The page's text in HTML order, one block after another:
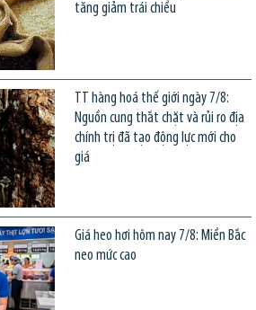
tăng giảm trái chiều
TT hàng hoá thế giới ngày 7/8:
Nguồn cung thắt chặt và rủi ro địa
chính trị đã tạo động lực mới cho
giá
Giá heo hơi hôm nay 7/8: Miền Bắc
neo mức cao